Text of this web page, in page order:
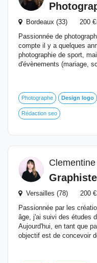
Bordeaux (33) 200 €
Passionnée de
compte il y a quelques
photographie de sport,
d'évènements (mariage,
Photographe Design logo
Rédaction seo
Clementine
Graphiste
Versailles (78) 200 €
Passionnée par les
âge, j'ai suivi des études
Aujourd'hui, en tant que
objectif est de concevoir